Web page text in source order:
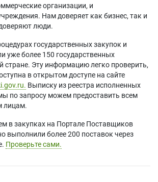
организации, и
Нам доверяет как бизнес, так и
люди.
государственных закупок и
уже более 150 государственных
стране. Эту информацию легко проверить,
в открытом доступе на сайте
Выписку из реестра исполненных
по запросу можем предоставить всем
лицам.
в закупках на Портале Поставщиков
выполнили более 200 поставок через
Проверьте сами.